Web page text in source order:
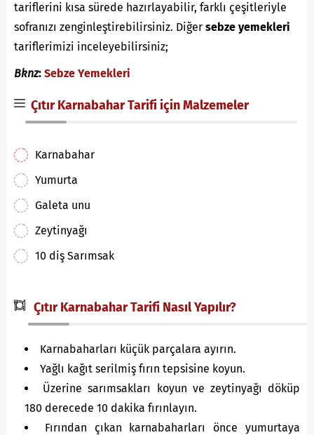
tariflerini kısa sürede hazırlayabilir, farklı çeşitleriyle
sofranızı zenginleştirebilirsiniz. Diğer sebze yemekleri
tariflerimizi inceleyebilirsiniz;
Bknz: Sebze Yemekleri
Çıtır Karnabahar Tarifi için Malzemeler
Karnabahar
Yumurta
Galeta unu
Zeytinyağı
10 diş Sarımsak
Çıtır Karnabahar Tarifi Nasıl Yapılır?
Karnabaharları küçük parçalara ayırın.
Yağlı kağıt serilmiş fırın tepsisine koyun.
Üzerine sarımsakları koyun ve zeytinyağı döküp
180 derecede 10 dakika fırınlayın.
Fırından çıkan karnabaharları önce yumurtaya